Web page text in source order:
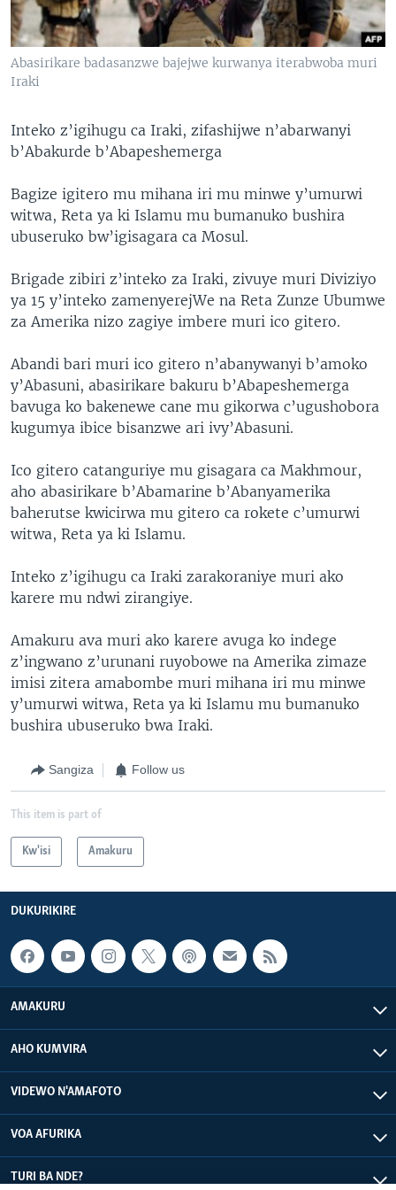
Abasirikare badasanzwe bajejwe kurwanya iterabwoba muri
Iraki
Inteko z’igihugu ca Iraki, zifashijwe n’abarwanyi
b’Abakurde b’Abapeshemerga
Bagize igitero mu mihana iri mu minwe y’umurwi
witwa, Reta ya ki Islamu mu bumanuko bushira
ubuseruko bw’igisagara ca Mosul.
Brigade zibiri z’inteko za Iraki, zivuye muri Diviziyo
ya 15 y’inteko zamenyerejWe na Reta Zunze Ubumwe
za Amerika nizo zagiye imbere muri ico gitero.
Abandi bari muri ico gitero n’abanywanyi b’amoko
y’Abasuni, abasirikare bakuru b’Abapeshemerga
bavuga ko bakenewe cane mu gikorwa c’ugushobora
kugumya ibice bisanzwe ari ivy’Abasuni.
Ico gitero catanguriye mu gisagara ca Makhmour,
aho abasirikare b’Abamarine b’Abanyamerika
baherutse kwicirwa mu gitero ca rokete c’umurwi
witwa, Reta ya ki Islamu.
Inteko z’igihugu ca Iraki zarakoraniye muri ako
karere mu ndwi zirangiye.
Amakuru ava muri ako karere avuga ko indege
z’ingwano z’urunani ruyobowe na Amerika zimaze
imisi zitera amabombe muri mihana iri mu minwe
y’umurwi witwa, Reta ya ki Islamu mu bumanuko
bushira ubuseruko bwa Iraki.
Sangiza Follow us
This item is part of
Kw'isi Amakuru
DUKURIKIRE
AMAKURU
AHO KUMVIRA
VIDEWO N'AMAFOTO
VOA AFURIKA
TURI BA NDE?